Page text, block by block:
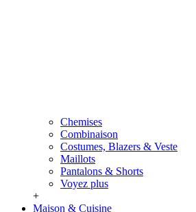
Chemises
Combinaison
Costumes, Blazers & Veste
Maillots
Pantalons & Shorts
Voyez plus
+
Maison & Cuisine